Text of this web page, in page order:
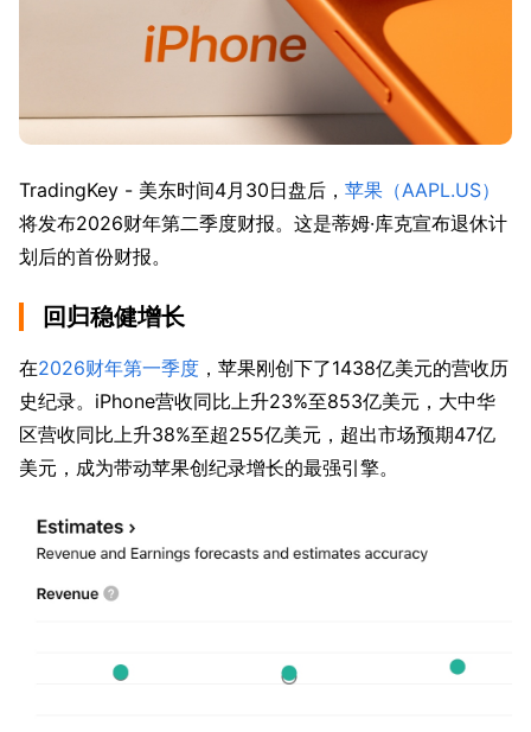
TradingKey - 美东时间4月30日盘后， 苹果（AAPL.US）
将发布2026财年第二季度财报。这是蒂姆·库克宣布退休计
划后的首份财报。
回归稳健增长
在2026财年第一季度 ，苹果刚创下了1438亿美元的营收历
史纪录。iPhone营收同比上升23%至853亿美元，大中华
区营收同比上升38%至超255亿美元，超出市场预期47亿
美元，成为带动苹果创纪录增长的最强引擎。